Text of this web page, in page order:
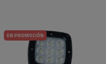
EN PROMOCIÓN